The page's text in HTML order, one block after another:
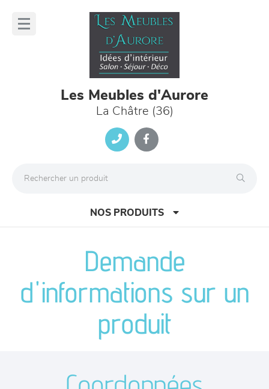
Les Meubles d'Aurore
La Châtre (36)
NOS PRODUITS
canapés et fauteuils
séjours
meubles de complément
chambres et dressing
Demande
d'informations sur un
produit